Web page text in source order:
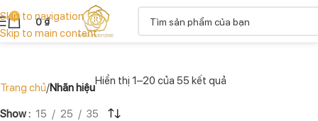
Skip to navigation
Skip to main content
0 0₫
Trang chủ Nhãn hiệuHiển thị 1–20 của 55 kết quả
Show 15 25 35